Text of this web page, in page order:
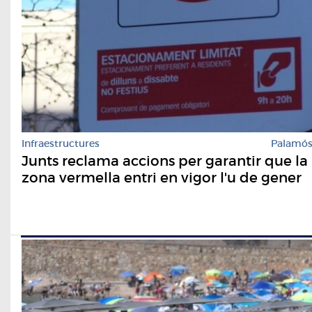
Infraestructures Palamós
Junts reclama accions per garantir que la
zona vermella entri en vigor l'u de gener